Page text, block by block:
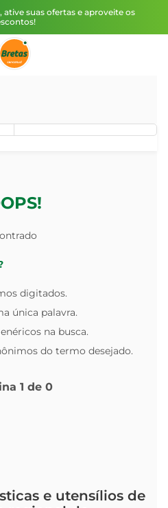
ative suas ofertas e aproveite os
digitados.
única palavra.
na busca.
do termo desejado.
1 de 0
e utensílios de